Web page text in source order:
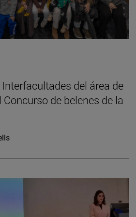
del área de
de belenes de la